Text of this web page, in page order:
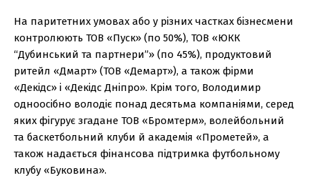
На паритетних умовах або у різних частках бізнесмени
контролюють ТОВ «Пуск» (по 50%), ТОВ «ЮКК
“Дубинський та партнери”» (по 45%), продуктовий
ритейл «Дмарт» (ТОВ «Демарт»), а також фірми
«Декідс» і «Декідс Дніпро». Крім того, Володимир
одноосібно володіє понад десятьма компаніями, серед
яких фігурує згадане ТОВ «Бромтерм», волейбольний
та баскетбольний клуби й академія «Прометей», а
також надається фінансова підтримка футбольному
клубу «Буковина».